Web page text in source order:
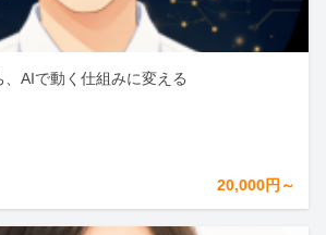
AIで動く仕組みに変える
20,000円～